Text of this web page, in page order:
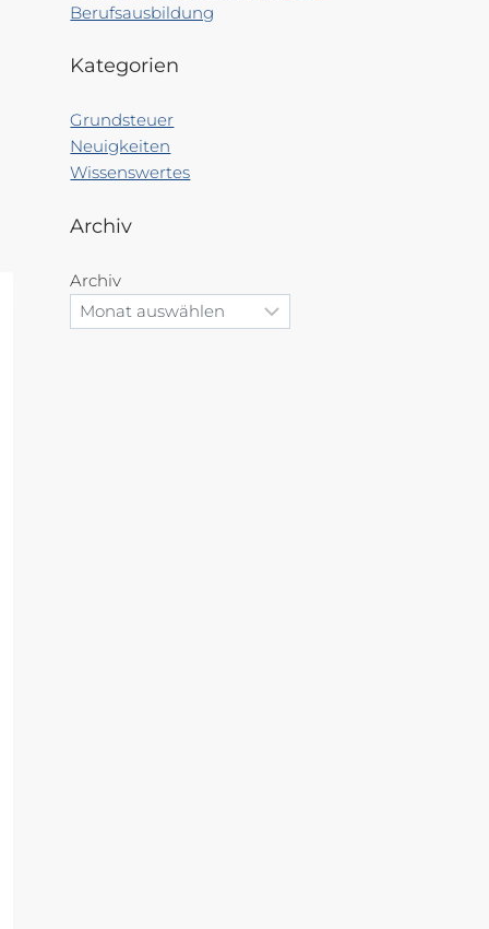
Berufsausbildung
Kategorien
Grundsteuer
Neuigkeiten
Wissenswertes
Archiv
Archiv